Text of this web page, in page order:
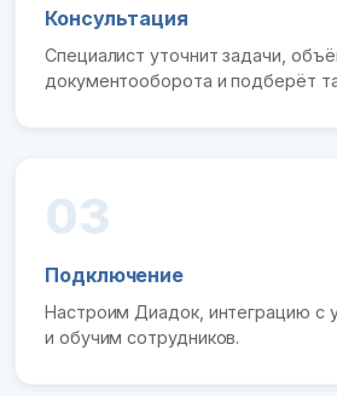
Консультация
Специалист уточнит задачи,
документооборота и подберёт
03
Подключение
Настроим Диадок, интеграцию с
и обучим сотрудников.